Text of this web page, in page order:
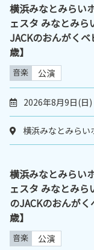
横浜みなとみらい
ェスタ みなとみら
JACKのおんがく
歳】
音楽 公演
2026年8月9日(日)
横浜みなとみらい
横浜みなとみらい
ェスタ みなとみ
のJACKのおんが
歳】
音楽 公演